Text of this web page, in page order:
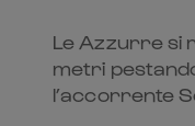
Le Azzurre si
metri
l’accorrente